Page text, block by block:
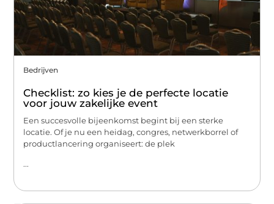
Bedrijven
Checklist: zo kies je de perfecte locatie
voor jouw zakelijke event
Een succesvolle bijeenkomst begint bij een sterke
locatie. Of je nu een heidag, congres, netwerkborrel of
productlancering organiseert: de plek
...